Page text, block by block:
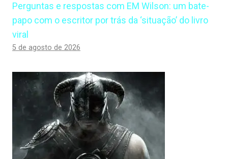
Perguntas e respostas com EM Wilson: um bate-
papo com o escritor por trás da ‘situação’ do livro
viral
5 de agosto de 2026